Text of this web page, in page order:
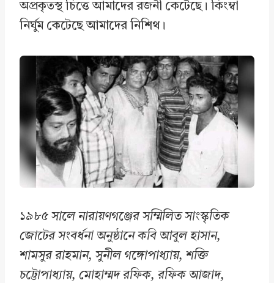
অপ্রকৃতস্থ চিত্তে আমাদের রজনী কেটেছে। কিংম্বা
নির্ঘুম কেটেছে আমাদের নিশিথ।
১৯৮৫ সালে নারায়ণগঞ্জের সম্মিলিত সাংস্কৃতিক
জোটের সংবর্ধনা অনুষ্ঠানে কবি আবুল হাসান,
শামসুর রাহমান, সুনীল গঙ্গোপাধ্যায়, শক্তি
চট্টোপাধ্যায়, মোহাম্মদ রফিক, রফিক আজাদ,